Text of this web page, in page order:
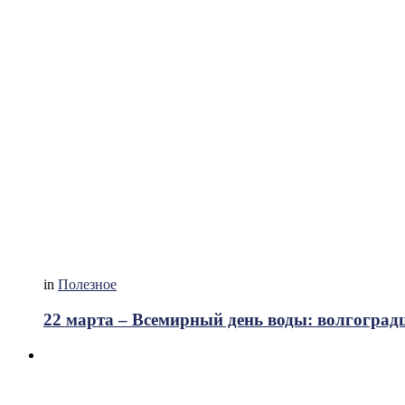
in Полезное
22 марта – Всемирный день воды: